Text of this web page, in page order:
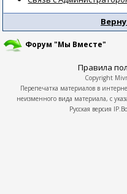
Форум "Мы Вместе"
Правила
Copyright
Перепечатка материалов в
неизменного вида материала, с
Русская версия